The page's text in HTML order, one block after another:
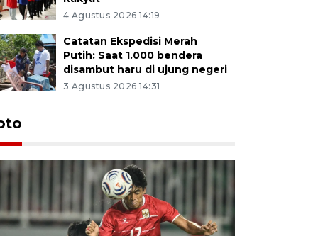
4 Agustus 2026 14:19
Catatan Ekspedisi Merah
Putih: Saat 1.000 bendera
disambut haru di ujung negeri
3 Agustus 2026 14:31